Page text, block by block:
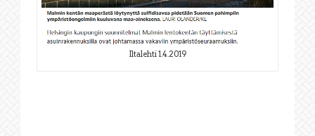
Iltalehti 1.4.2019